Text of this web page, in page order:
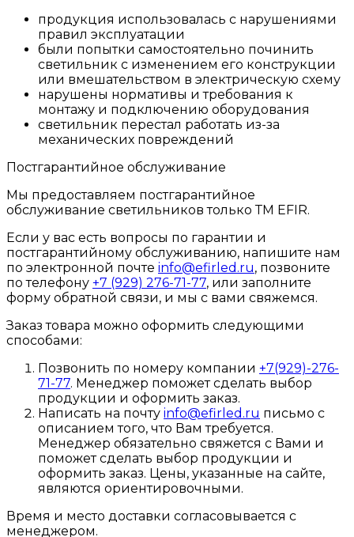
продукция использовалась с нарушениями
правил эксплуатации
были попытки самостоятельно починить
светильник с изменением его конструкции
или вмешательством в электрическую схему
нарушены нормативы и требования к
монтажу и подключению оборудования
светильник перестал работать из-за
механических повреждений
Постгарантийное обслуживание
Мы предоставляем постгарантийное
обслуживание светильников только ТМ EFIR.
Если у вас есть вопросы по гарантии и
постгарантийному обслуживанию, напишите нам
по электронной почте info@efirled.ru, позвоните
по телефону +7 (929) 276-71-77, или заполните
форму обратной связи, и мы с вами свяжемся.
Заказ товара можно оформить следующими
способами:
Позвонить по номеру компании +7(929)-276-
71-77. Менеджер поможет сделать выбор
продукции и оформить заказ.
Написать на почту info@efirled.ru письмо с
описанием того, что Вам требуется.
Менеджер обязательно свяжется с Вами и
поможет сделать выбор продукции и
оформить заказ. Цены, указанные на сайте,
являются ориентировочными.
Время и место доставки согласовывается с
менеджером.